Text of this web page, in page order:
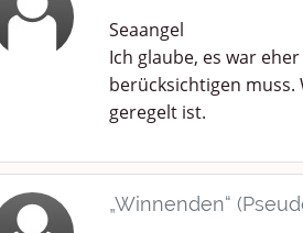
Seaangel
Ich glaube, es war
berücksichtigen muss.
geregelt ist.
„Winnenden“